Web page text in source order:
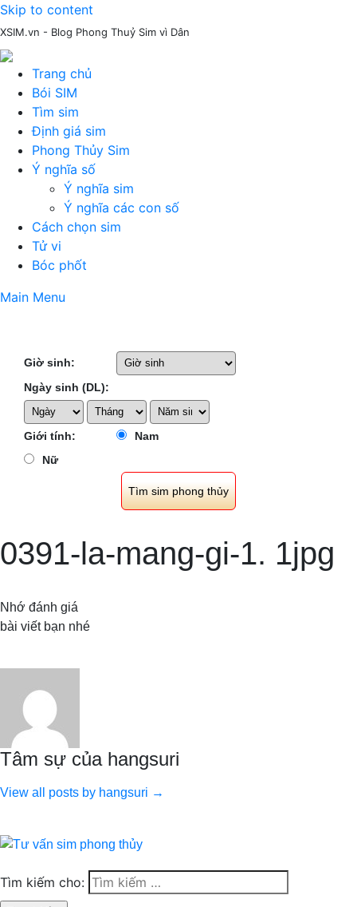
Skip to content
XSIM.vn - Blog Phong Thuỷ Sim vì Dân
Trang chủ
Bói SIM
Tìm sim
Định giá sim
Phong Thủy Sim
Ý nghĩa số
Ý nghĩa sim
Ý nghĩa các con số
Cách chọn sim
Tử vi
Bóc phốt
Main Menu
Giờ sinh:
Ngày sinh (DL):
Giới tính:
Nam
Nữ
0391-la-mang-gi-1. 1jpg
Nhớ đánh giá
bài viết bạn nhé
Tâm sự của hangsuri
View all posts by hangsuri →
Tìm kiếm cho: